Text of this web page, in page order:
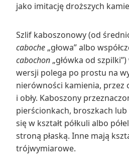
jako imitację droższych
Szlif kaboszonowy (od
caboche „głowa” albo
cabochon „główka od
wersji polega po prostu na
nierówności kamienia, przez
i obły. Kaboszony
pierścionkach, broszkach
się w kształt półkuli albo
stroną płaską. Inne mają
trójwymiarowe.